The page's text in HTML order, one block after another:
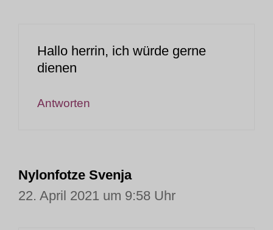
Hallo herrin, ich würde gerne
dienen
Antworten
Nylonfotze Svenja
22. April 2021 um 9:58 Uhr